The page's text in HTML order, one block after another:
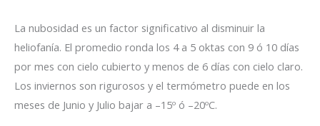
La nubosidad es un factor significativo al disminuir la
heliofanía. El promedio ronda los 4 a 5 oktas con 9 ó 10 días
por mes con cielo cubierto y menos de 6 días con cielo claro.
Los inviernos son rigurosos y el termómetro puede en los
meses de Junio y Julio bajar a –15º ó –20ºC.